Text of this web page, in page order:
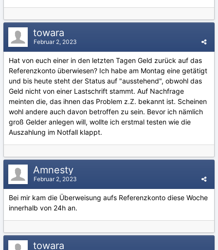
towara
Februar 2, 2023
Hat von euch einer in den letzten Tagen Geld zurück auf das
Referenzkonto überwiesen? Ich habe am Montag eine getätigt
und bis heute steht der Status auf "ausstehend", obwohl das
Geld nicht von einer Lastschrift stammt. Auf Nachfrage
meinten die, das ihnen das Problem z.Z. bekannt ist. Scheinen
wohl andere auch davon betroffen zu sein. Bevor ich nämlich
groß Gelder anlegen will, wollte ich erstmal testen wie die
Auszahlung im Notfall klappt.
Amnesty
Februar 2, 2023
Bei mir kam die Überweisung aufs Referenzkonto diese Woche
innerhalb von 24h an.
towara